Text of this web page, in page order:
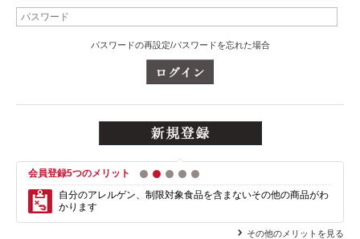
パスワードの再設定/パスワードを忘れた場合
会員登録5つのメリット 1 2 3 4
自分のアレルゲン、制限対象食品を含まないその他の商品がわ
かります
その他のメリットを見る